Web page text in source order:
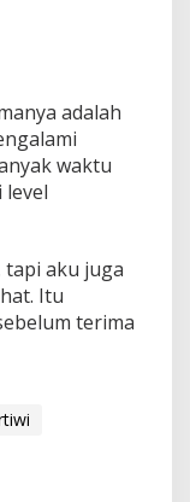
adalah
waktu
aku juga
Itu
terima